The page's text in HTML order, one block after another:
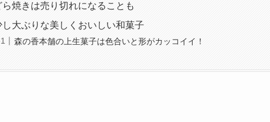
ら焼きは売り切れになることも
し大ぶりな美しくおいしい和菓子
森の香本舗の上生菓子は色合いと形がカッコイイ！